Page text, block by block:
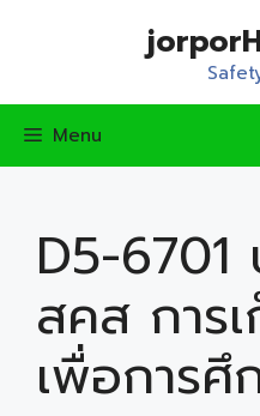
Menu
D5-6701
สคส การ
เพื่อการศึ